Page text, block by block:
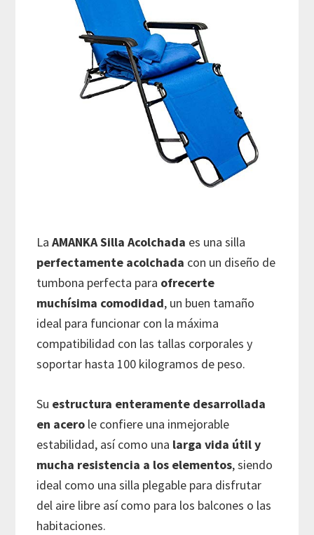
LaAMANKA Silla Acolchada es una silla
perfectamente acolchada con un diseño de
tumbona perfecta para ofrecerte
muchísima comodidad, un buen tamaño
ideal para funcionar con la máxima
compatibilidad con las tallas corporales y
soportar hasta 100 kilogramos de peso.
Su estructura enteramente desarrollada
en acero le confiere una inmejorable
estabilidad, así como una larga vida útil y
mucha resistencia a los elementos, siendo
ideal como una silla plegable para disfrutar
del aire libre así como para los balcones o las
habitaciones.